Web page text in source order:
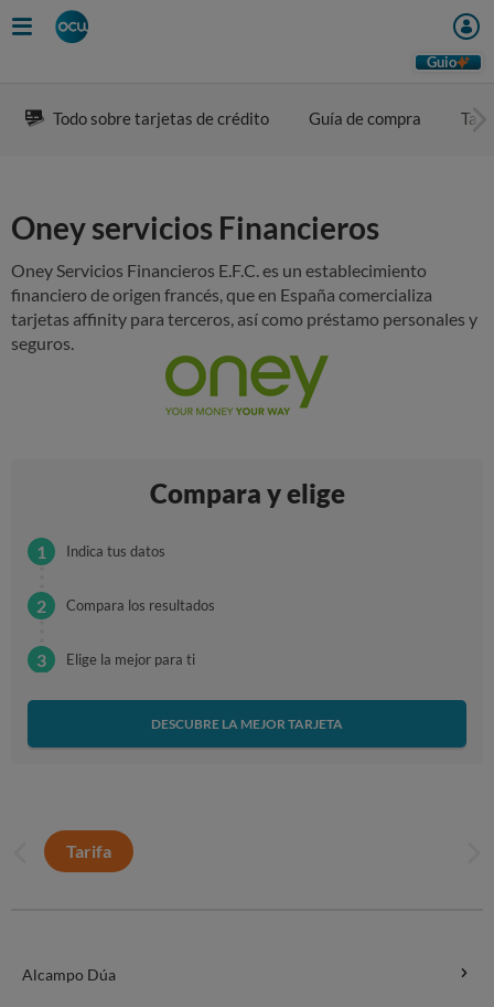
Guio
Todo sobre tarjetas de crédito Guía de compra
Oney servicios Financieros
Oney Servicios Financieros E.F.C. es un establecimiento
financiero de origen francés, que en España comercializa
tarjetas affinity para terceros, así como préstamo personales y
seguros.
Compara y elige
Indica tus datos
Compara los resultados
Elige la mejor para ti
DESCUBRE LA MEJOR TARJETA
Tarifa
Alcampo Dúa